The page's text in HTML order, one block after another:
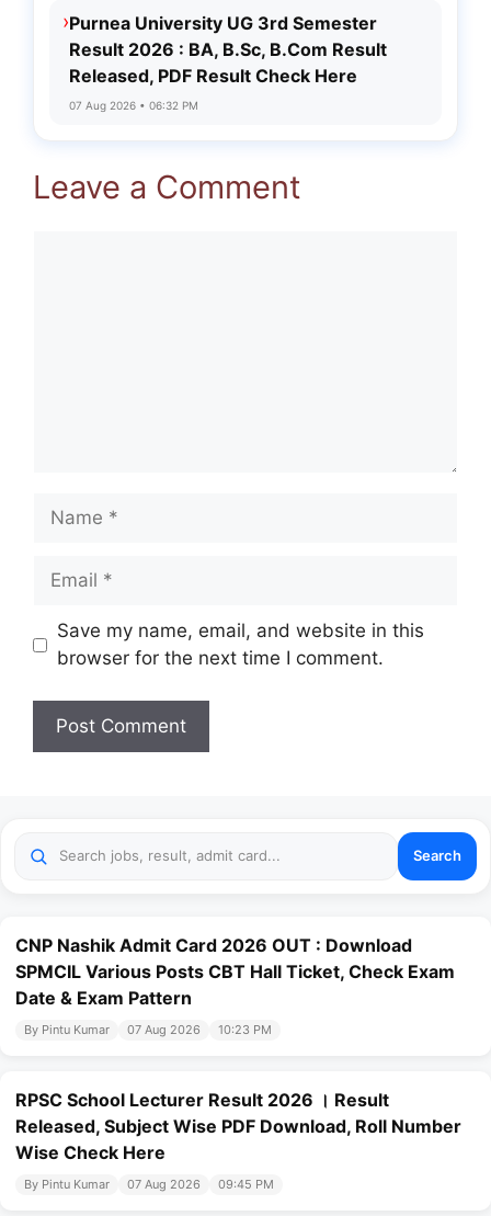
›Purnea University UG 3rd Semester
Result 2026 : BA, B.Sc, B.Com Result
Released, PDF Result Check Here
07 Aug 2026 • 06:32 PM
Leave a Comment
Name
Email
Website
Save my name, email, and website in this
browser for the next time I comment.
Search
CNP Nashik Admit Card 2026 OUT : Download
SPMCIL Various Posts CBT Hall Ticket, Check Exam
Date & Exam Pattern
By Pintu Kumar 07 Aug 2026 10:23 PM
RPSC School Lecturer Result 2026 । Result
Released, Subject Wise PDF Download, Roll Number
Wise Check Here
By Pintu Kumar 07 Aug 2026 09:45 PM